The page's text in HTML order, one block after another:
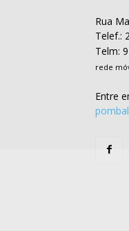
Rua
Telef.:
Telm:
rede
Entre